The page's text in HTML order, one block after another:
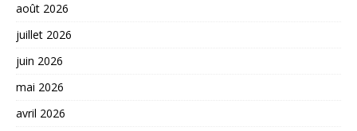
août 2026
juillet 2026
juin 2026
mai 2026
avril 2026